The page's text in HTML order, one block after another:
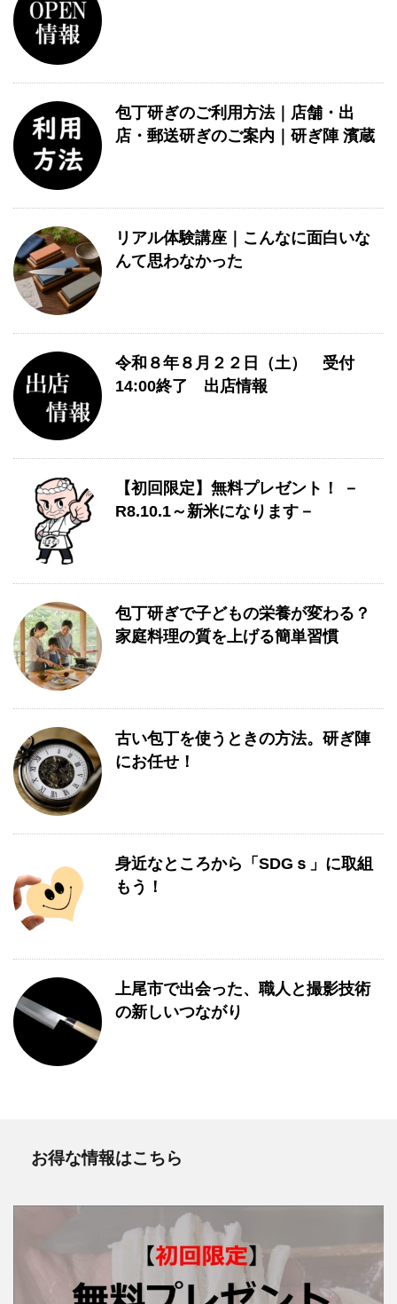
包丁研ぎのご利用方法｜店舗・出
店・郵送研ぎのご案内｜研ぎ陣 濱蔵
リアル体験講座｜こんなに面白いな
んて思わなかった
令和８年８月２２日（土） 受付
14:00終了 出店情報
【初回限定】無料プレゼント！ －
R8.10.1～新米になります－
包丁研ぎで子どもの栄養が変わる？
家庭料理の質を上げる簡単習慣
古い包丁を使うときの方法。研ぎ陣
にお任せ！
身近なところから「SDGｓ」に取組
もう！
上尾市で出会った、職人と撮影技術
の新しいつながり
お得な情報はこちら